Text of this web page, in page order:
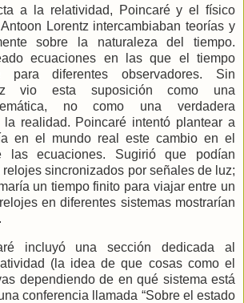
a la relatividad, Poincaré y el físico
Lorentz intercambiaban teorías y
sobre la naturaleza del tiempo.
ecuaciones en las que el tiempo
para diferentes observadores. Sin
vio esta suposición como una
no como una verdadera
la realidad. Poincaré intentó plantear a
en el mundo real este cambio en el
las ecuaciones. Sugirió que podían
relojes sincronizados por señales de luz;
un tiempo finito para viajar entre un
en diferentes sistemas mostrarían
incluyó una sección dedicada al
(la idea de que cosas como el
dependiendo de en qué sistema está
conferencia llamada “Sobre el estado